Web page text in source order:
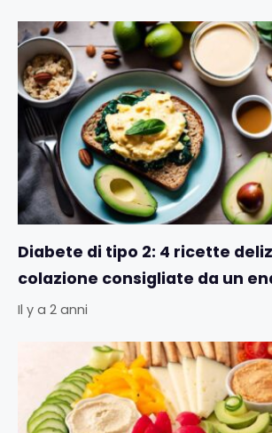
Diabete di tipo 2: 4 ricette
colazione consigliate da un
Il y a 2 anni